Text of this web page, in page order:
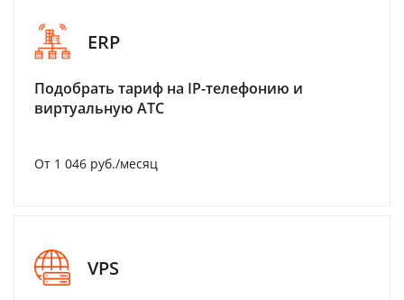
ERP
Подобрать тариф на IP-телефонию и
виртуальную АТС
От 1 046 руб./месяц
VPS